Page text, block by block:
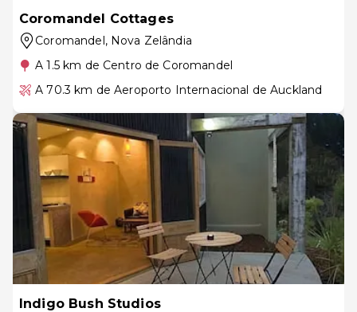
Coromandel Cottages
Coromandel, Nova Zelândia
A 1.5 km de Centro de Coromandel
A 70.3 km de Aeroporto Internacional de Auckland
Indigo Bush Studios